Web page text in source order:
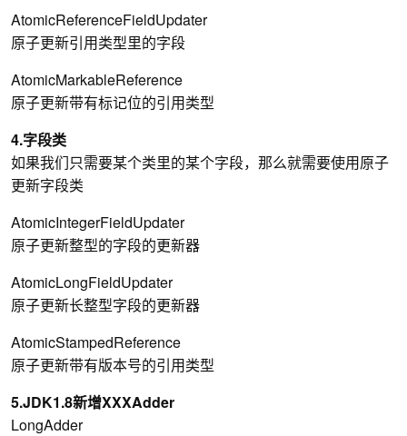
AtomicReferenceFieldUpdater
原子更新引用类型里的字段
AtomicMarkableReference
原子更新带有标记位的引用类型
4.字段类
如果我们只需要某个类里的某个字段，那么就需要使用原子
更新字段类
AtomicIntegerFieldUpdater
原子更新整型的字段的更新器
AtomicLongFieldUpdater
原子更新长整型字段的更新器
AtomicStampedReference
原子更新带有版本号的引用类型
5.JDK1.8新增XXXAdder
LongAdder